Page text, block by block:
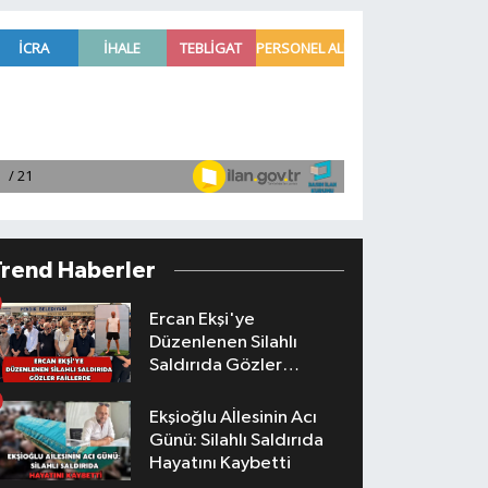
Haberler
Ercan Ekşi'ye
Düzenlenen Silahlı
Saldırıda Gözler
Ekşioğlu Aİlesinin Acı
Günü: Silahlı Saldırıda
Hayatını Kaybetti